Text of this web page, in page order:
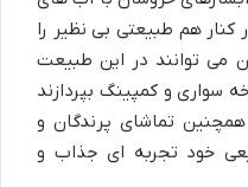
هم طبیعتی بی نظیر را
می توانند در این طبیعت
سواری و کمپینگ بپردازند
تماشای پرندگان و
خود تجربه ای جذاب و